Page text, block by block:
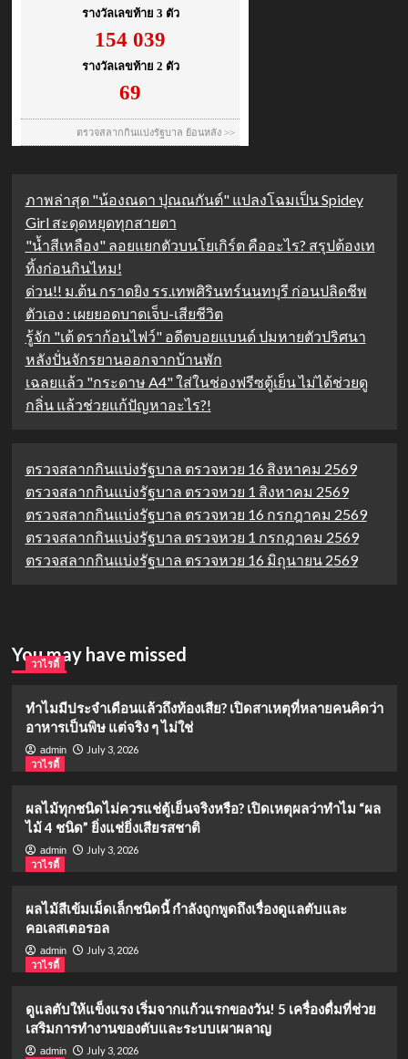
ภาพล่าสุด "น้องณดา ปุณณกันต์" แปลงโฉมเป็น Spidey
Girl สะดุดหยุดทุกสายตา
"น้ำสีเหลือง" ลอยแยกตัวบนโยเกิร์ต คืออะไร? สรุปต้องเท
ทิ้งก่อนกินไหม!
ด่วน!! ม.ต้น กราดยิง รร.เทพศิรินทร์นนทบุรี ก่อนปลิดชีพ
ตัวเอง : เผยยอดบาดเจ็บ-เสียชีวิต
รู้จัก "เต้ ดราก้อนไฟว์" อดีตบอยแบนด์ ปมหายตัวปริศนา
หลังปั่นจักรยานออกจากบ้านพัก
เฉลยแล้ว "กระดาษ A4" ใส่ในช่องฟรีซตู้เย็น ไม่ได้ช่วยดู
กลิ่น แล้วช่วยแก้ปัญหาอะไร?!
ตรวจสลากกินแบ่งรัฐบาล ตรวจหวย 16 สิงหาคม 2569
ตรวจสลากกินแบ่งรัฐบาล ตรวจหวย 1 สิงหาคม 2569
ตรวจสลากกินแบ่งรัฐบาล ตรวจหวย 16 กรกฎาคม 2569
ตรวจสลากกินแบ่งรัฐบาล ตรวจหวย 1 กรกฎาคม 2569
ตรวจสลากกินแบ่งรัฐบาล ตรวจหวย 16 มิถุนายน 2569
You may have missed
วาไรตี้
ทำไมมีประจำเดือนแล้วถึงท้องเสีย? เปิดสาเหตุที่หลายคนคิดว่า
อาหารเป็นพิษ แต่จริง ๆ ไม่ใช่
admin
July 3, 2026
วาไรตี้
ผลไม้ทุกชนิดไม่ควรแช่ตู้เย็นจริงหรือ? เปิดเหตุผลว่าทำไม “ผล
ไม้ 4 ชนิด” ยิ่งแช่ยิ่งเสียรสชาติ
admin
July 3, 2026
วาไรตี้
ผลไม้สีเข้มเม็ดเล็กชนิดนี้ กำลังถูกพูดถึงเรื่องดูแลตับและ
คอเลสเตอรอล
admin
July 3, 2026
วาไรตี้
ดูแลตับให้แข็งแรง เริ่มจากแก้วแรกของวัน! 5 เครื่องดื่มที่ช่วย
เสริมการทำงานของตับและระบบเผาผลาญ
admin
July 3, 2026